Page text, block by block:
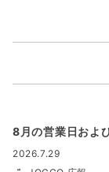
8月の営業日およ
2026.7.29